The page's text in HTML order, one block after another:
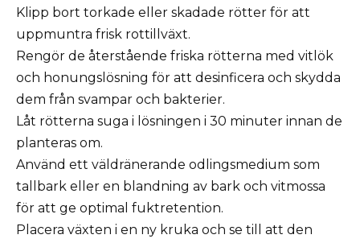
Klipp bort torkade eller skadade rötter för att
uppmuntra frisk rottillväxt.
Rengör de återstående friska rötterna med vitlök
och honungslösning för att desinficera och skydda
dem från svampar och bakterier.
Låt rötterna suga i lösningen i 30 minuter innan de
planteras om.
Använd ett väldränerande odlingsmedium som
tallbark eller en blandning av bark och vitmossa
för att ge optimal fuktretention.
Placera växten i en ny kruka och se till att den